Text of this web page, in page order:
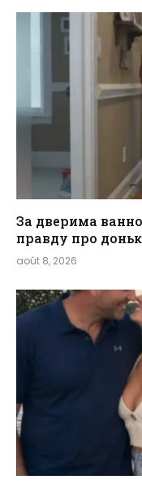
За дверима
правду про
août 8, 2026